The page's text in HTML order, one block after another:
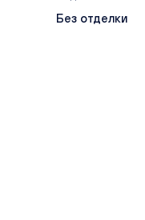
Без отделки